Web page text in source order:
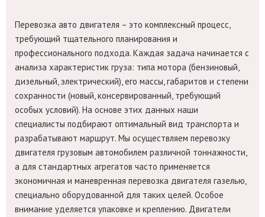
Перевозка авто двигателя – это комплексный процесс,
требующий тщательного планирования и
профессионального подхода. Каждая задача начинается с
анализа характеристик груза: типа мотора (бензиновый,
дизельный, электрический), его массы, габаритов и степени
сохранности (новый, консервированный, требующий
особых условий). На основе этих данных наши
специалисты подбирают оптимальный вид транспорта и
разрабатывают маршрут. Мы осуществляем перевозку
двигателя грузовым автомобилем различной тоннажности,
а для стандартных агрегатов часто применяется
экономичная и маневренная перевозка двигателя газелью,
специально оборудованной для таких целей. Особое
внимание уделяется упаковке и креплению. Двигатели